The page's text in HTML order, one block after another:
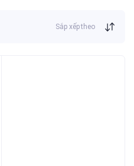
Sắp xếp theo